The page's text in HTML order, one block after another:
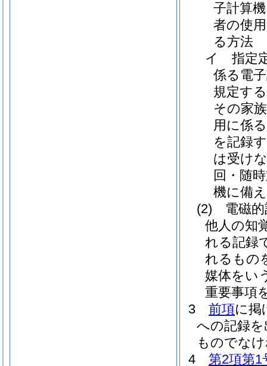
子計算
者の使
る方法
イ
指定
係る電
規定す
その家
用に係
を記録
は受け
回・随
機に備
(2)
電磁
他人の知
れる記録
れるもの
媒体をい
重要事項
3
前項に掲
への記録
ものでな
4
第2項第1